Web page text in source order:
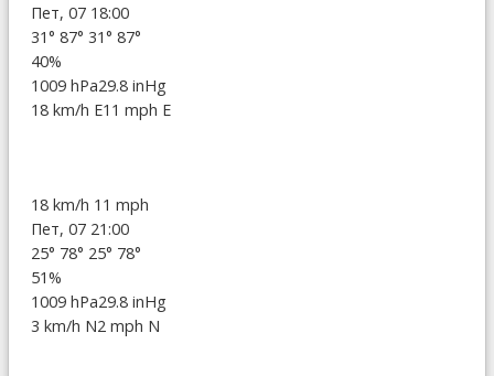
Пет, 07 18:00
31° 87° 31° 87°
40%
1009 hPa29.8 inHg
18 km/h E11 mph E
18 km/h 11 mph
Пет, 07 21:00
25° 78° 25° 78°
51%
1009 hPa29.8 inHg
3 km/h N2 mph N